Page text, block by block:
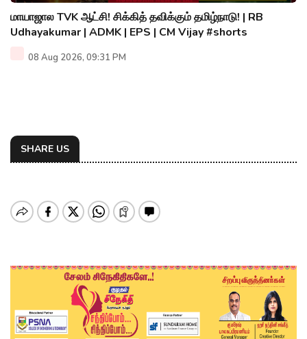
மாயாஜால TVK ஆட்சி! சிக்கித் தவிக்கும் தமிழ்நாடு! | RB
Udhayakumar | ADMK | EPS | CM Vijay #shorts
08 Aug 2026, 09:31 PM
SHARE US